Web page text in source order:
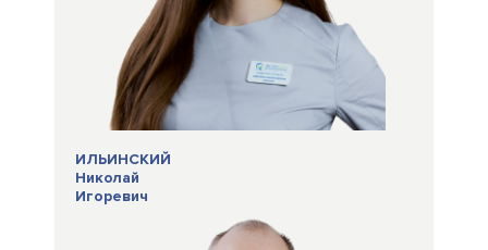
ИЛЬИНСКИЙ
Николай
Игоревич